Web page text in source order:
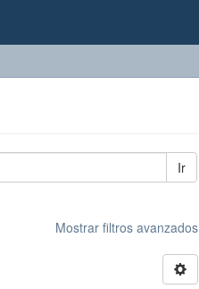
Ir
Mostrar filtros avanzados